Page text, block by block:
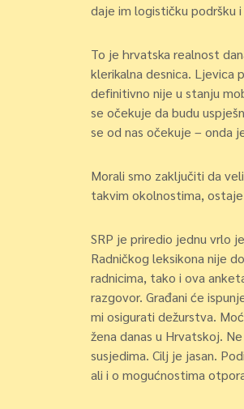
daje im logističku podršku
To je hrvatska realnost
klerikalna desnica. Ljevica
definitivno nije u stanju
se očekuje da budu
se od nas očekuje – onda
Morali smo zaključiti da
takvim okolnostima,
SRP je priredio jednu vrlo
Radničkog leksikona nije
radnicima, tako i ova
razgovor. Građani će
mi osigurati dežurstva.
žena danas u Hrvatskoj.
susjedima. Cilj je jasan.
ali i o mogućnostima